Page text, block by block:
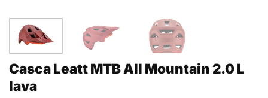
Casca Leatt MTB All Mountain 2.0 L
lava